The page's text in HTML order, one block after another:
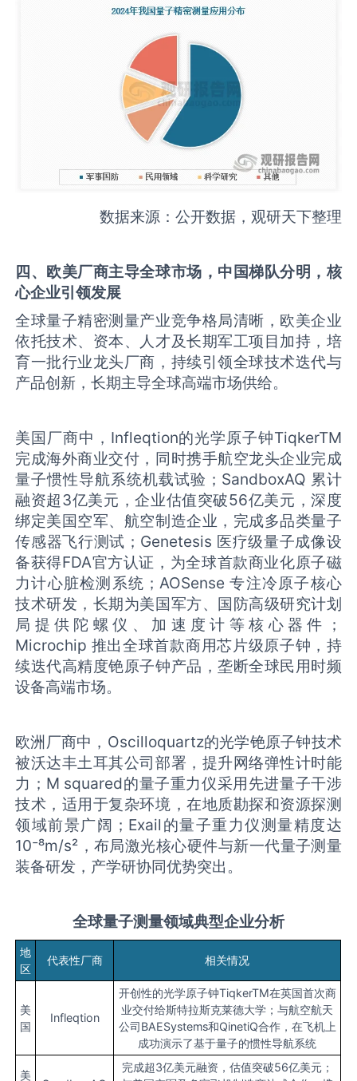
数据来源：公开数据，观研天下整理
四、欧美厂商主导全球市场，中国梯队分明，核
心企业引领发展
全球量子精密测量产业竞争格局清晰，欧美企业
依托技术、资本、人才及长期军工项目加持，培
育一批行业龙头厂商，持续引领全球技术迭代与
产品创新，长期主导全球高端市场供给。
美国厂商中，Infleqtion的光学原子钟TiqkerTM
完成海外商业交付，同时携手航空龙头企业完成
量子惯性导航系统机载试验；SandboxAQ 累计
融资超3亿美元，企业估值突破56亿美元，深度
绑定美国空军、航空制造企业，完成多品类量子
传感器飞行测试；Genetesis 医疗级量子成像设
备获得FDA官方认证，为全球首款商业化原子磁
力计心脏检测系统；AOSense 专注冷原子核心
技术研发，长期为美国军方、国防高级研究计划
局提供陀螺仪、加速度计等核心器件；
Microchip 推出全球首款商用芯片级原子钟，持
续迭代高精度铯原子钟产品，垄断全球民用时频
设备高端市场。
欧洲厂商中，Oscilloquartz的光学铯原子钟技术
被沃达丰土耳其公司部署，提升网络弹性计时能
力；M squared的量子重力仪采用先进量子干涉
技术，适用于复杂环境，在地质勘探和资源探测
领域前景广阔；Exail的量子重力仪测量精度达
10⁻⁸m/s²，布局激光核心硬件与新一代量子测量
装备研发，产学研协同优势突出。
全球量子测量领域典型企业分析
地
区
代表性厂商 相关情况
美
国
Infleqtion
开创性的光学原子钟TiqkerTM在英国首次商
业交付给斯特拉斯克莱德大学；与航空航天
公司BAESystems和QinetiQ合作，在飞机上
成功演示了基于量子的惯性导航系统
美
完成超3亿美元融资，估值突破56亿美元；